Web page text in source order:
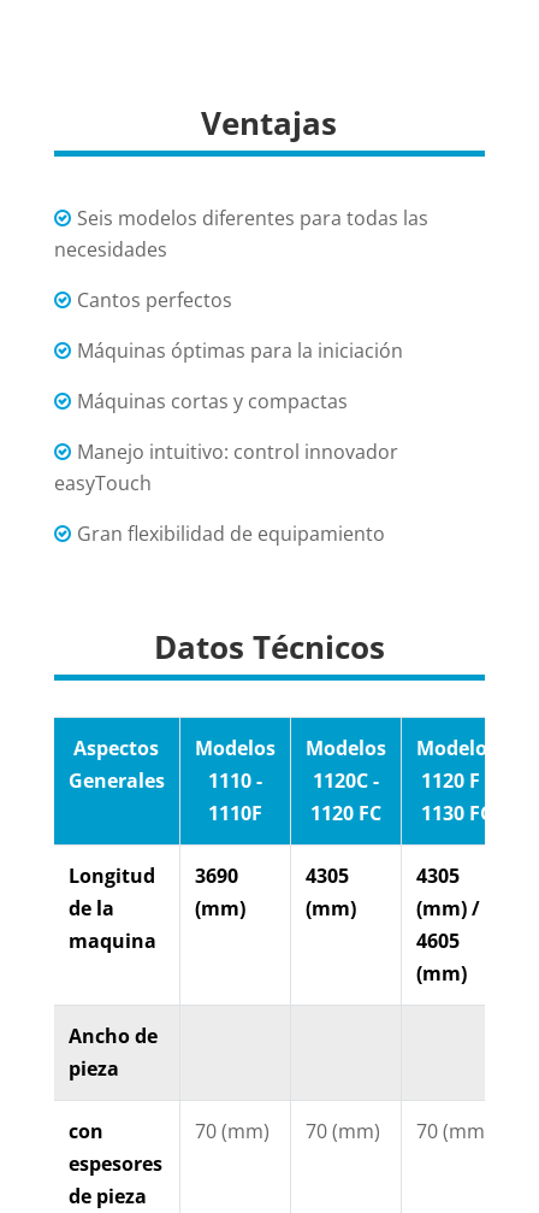
Ventajas
Seis modelos diferentes para todas las
necesidades
Cantos perfectos
Máquinas óptimas para la iniciación
Máquinas cortas y compactas
Manejo intuitivo: control innovador
easyTouch
Gran flexibilidad de equipamiento
Datos Técnicos
Aspectos
Generales
Modelos
1110 -
1110F
Modelos
1120C -
1120 FC
Modelos
1120 F -
1130 FC
Longitud
de la
maquina
3690
(mm)
4305
(mm)
4305
(mm) /
4605
(mm)
Ancho de
pieza
con
espesores
de pieza
70 (mm) 70 (mm) 70 (mm)